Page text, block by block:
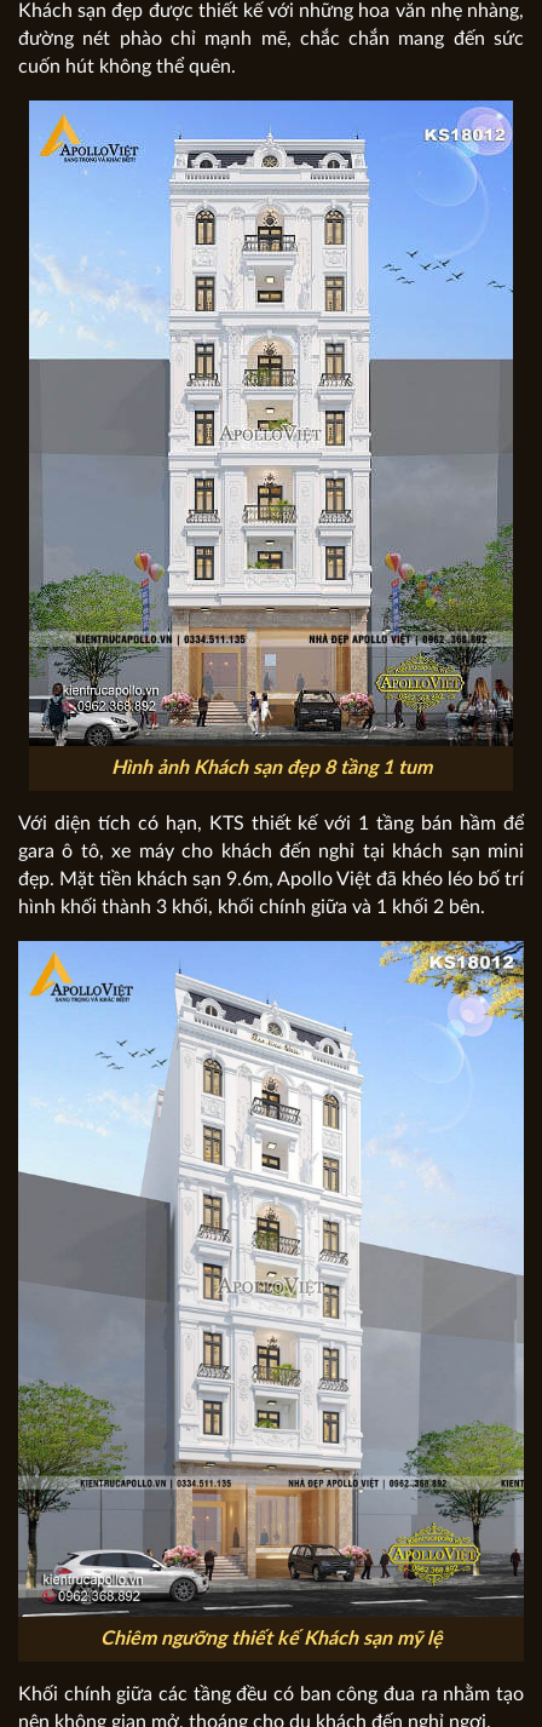
Khách sạn đẹp được thiết kế với những hoa văn nhẹ nhàng,
đường nét phào chỉ mạnh mẽ, chắc chắn mang đến sức
cuốn hút không thể quên.
Hình ảnh Khách sạn đẹp 8 tầng 1 tum
Với diện tích có hạn, KTS thiết kế với 1 tầng bán hầm để
gara ô tô, xe máy cho khách đến nghỉ tại khách sạn mini
đẹp. Mặt tiền khách sạn 9.6m, Apollo Việt đã khéo léo bố trí
hình khối thành 3 khối, khối chính giữa và 1 khối 2 bên.
Chiêm ngưỡng thiết kế Khách sạn mỹ lệ
Khối chính giữa các tầng đều có ban công đua ra nhằm tạo
nên không gian mở, thoáng cho du khách đến nghỉ ngơi.